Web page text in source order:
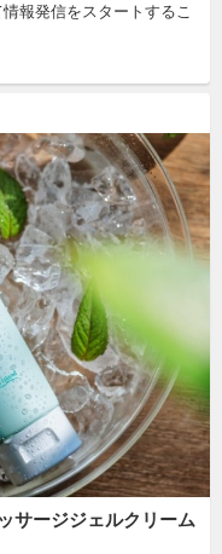
報発信をスタートするこ
サージジェルクリーム